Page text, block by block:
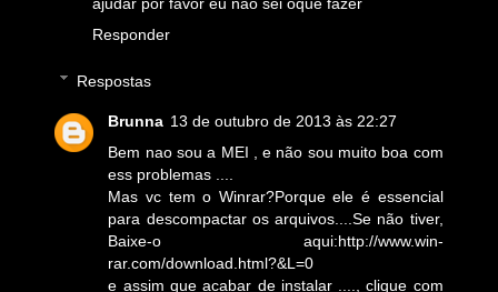
Responder
Respostas
Brunna 13 de outubro de 2013 às 22:27
Bem nao sou a MEI , e não sou muito boa com
ess problemas ....
Mas vc tem o Winrar?Porque ele é essencial
para descompactar os arquivos....Se não tiver,
Baixe-o aqui:http://www.win-
rar.com/download.html?&L=0
e assim que acabar de instalar ...., clique com